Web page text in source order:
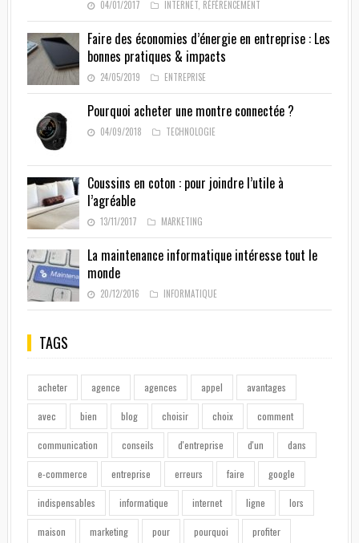
04/01/2017 INTERNET, RÉFÉRENCEMENT
Faire des économies d’énergie en entreprise : Les
bonnes pratiques & impacts
24/05/2019 ENTREPRISE
Pourquoi acheter une montre connectée ?
04/09/2018 TECHNOLOGIE
Coussins en coton : pour joindre l’utile à
l’agréable
13/11/2017 MARKETING
La maintenance informatique intéresse tout le
monde
20/12/2016 INFORMATIQUE
TAGS
acheter agence agences appel avantages
avec bien blog choisir choix comment
communication conseils d'entreprise d'un dans
e-commerce entreprise erreurs faire google
indispensables informatique internet ligne lors
maison marketing pour pourquoi profiter